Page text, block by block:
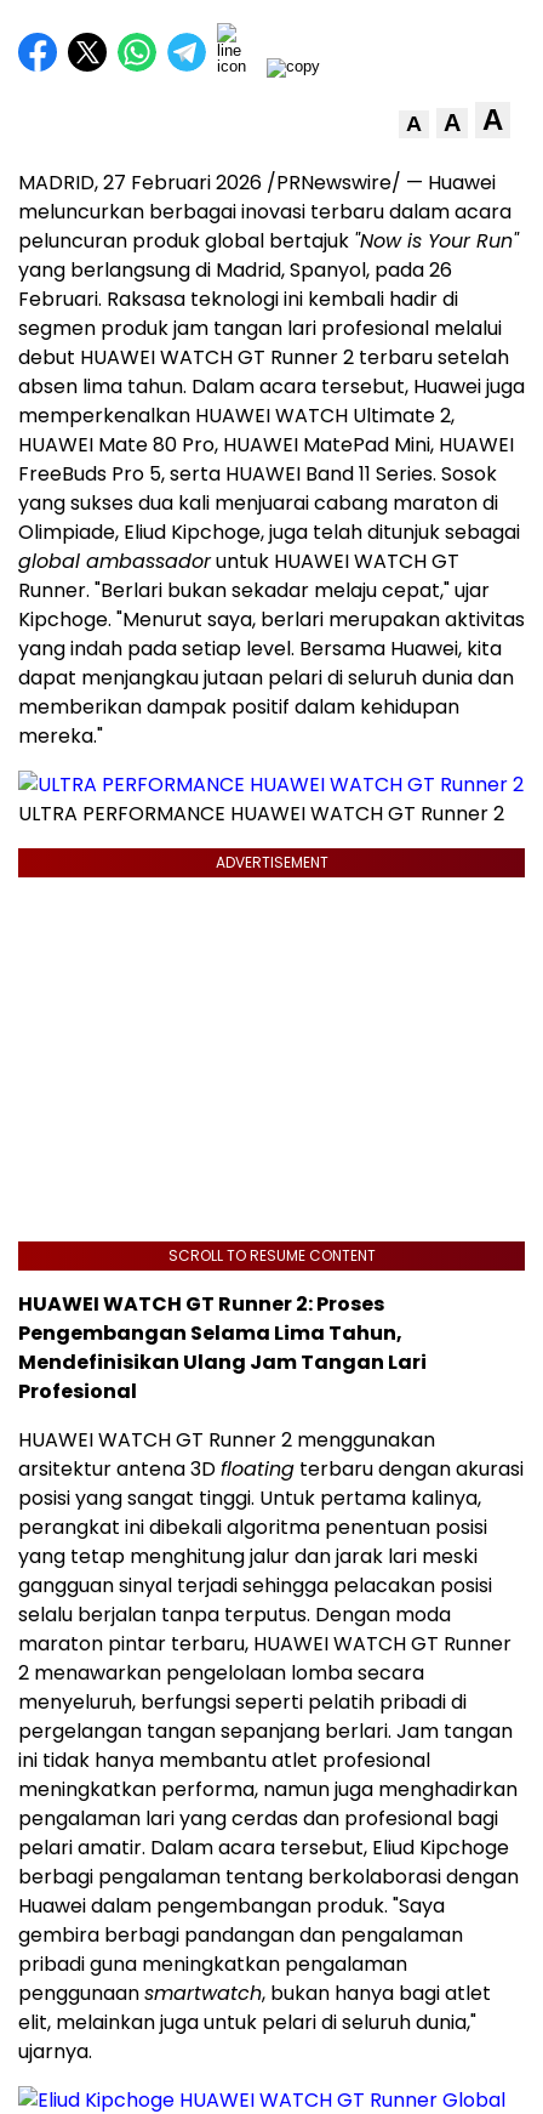
A A A
MADRID,27 Februari 2026 /PRNewswire/ — Huawei
meluncurkan berbagai inovasi terbaru dalam acara
peluncuran produk global bertajuk "Now is Your Run"
yang berlangsung di Madrid, Spanyol, pada 26
Februari. Raksasa teknologi ini kembali hadir di
segmen produk jam tangan lari profesional melalui
debut HUAWEI WATCH GT Runner 2 terbaru setelah
absen lima tahun. Dalam acara tersebut, Huawei juga
memperkenalkan HUAWEI WATCH Ultimate 2,
HUAWEI Mate 80 Pro, HUAWEI MatePad Mini, HUAWEI
FreeBuds Pro 5, serta HUAWEI Band 11 Series. Sosok
yang sukses dua kali menjuarai cabang maraton di
Olimpiade, Eliud Kipchoge, juga telah ditunjuk sebagai
global ambassadoruntuk HUAWEI WATCH GT
Runner. "Berlari bukan sekadar melaju cepat," ujar
Kipchoge. "Menurut saya, berlari merupakan aktivitas
yang indah pada setiap level. Bersama Huawei, kita
dapat menjangkau jutaan pelari di seluruh dunia dan
memberikan dampak positif dalam kehidupan
mereka."
ULTRA PERFORMANCE HUAWEI WATCH GT Runner 2
ADVERTISEMENT
SCROLL TO RESUME CONTENT
HUAWEI WATCH GT Runner 2: Proses
Pengembangan Selama Lima Tahun,
Mendefinisikan Ulang Jam Tangan Lari
Profesional
HUAWEI WATCH GT Runner 2 menggunakan
arsitektur antena 3Dfloating terbaru dengan akurasi
posisi yang sangat tinggi. Untuk pertama kalinya,
perangkat ini dibekali algoritma penentuan posisi
yang tetap menghitung jalur dan jarak lari meski
gangguan sinyal terjadi sehingga pelacakan posisi
selalu berjalan tanpa terputus. Dengan moda
maraton pintar terbaru, HUAWEI WATCH GT Runner
2 menawarkan pengelolaan lomba secara
menyeluruh, berfungsi seperti pelatih pribadi di
pergelangan tangan sepanjang berlari. Jam tangan
ini tidak hanya membantu atlet profesional
meningkatkan performa, namun juga menghadirkan
pengalaman lari yang cerdas dan profesional bagi
pelari amatir. Dalam acara tersebut, Eliud Kipchoge
berbagi pengalaman tentang berkolaborasi dengan
Huawei dalam pengembangan produk. "Saya
gembira berbagi pandangan dan pengalaman
pribadi guna meningkatkan pengalaman
penggunaansmartwatch, bukan hanya bagi atlet
elit, melainkan juga untuk pelari di seluruh dunia,"
ujarnya.